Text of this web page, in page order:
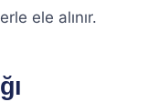
ele alınır.